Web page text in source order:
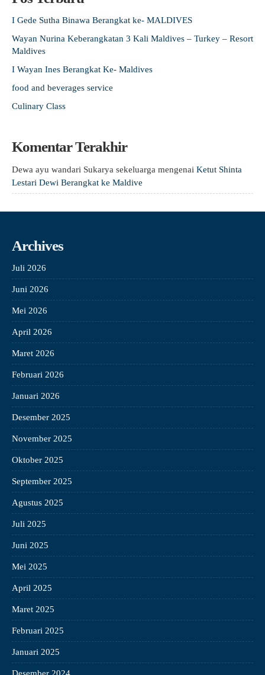
I Gede Sutha Binawa Berangkat ke- MALDIVES
Wayan Nurina Keberangkatan 3 Kali Maldives – Turkey – Resort
Maldives
I Wayan Ines Berangkat Ke- Maldives
food and beverages service
Culinary Class
Komentar Terakhir
Dewa ayu wandari Sukarya sekeluarga mengenai Ketut Shinta
Lestari Dewi Berangkat ke Maldive
Archives
Juli 2026
Juni 2026
Mei 2026
April 2026
Maret 2026
Februari 2026
Januari 2026
Desember 2025
November 2025
Oktober 2025
September 2025
Agustus 2025
Juli 2025
Juni 2025
Mei 2025
April 2025
Maret 2025
Februari 2025
Januari 2025